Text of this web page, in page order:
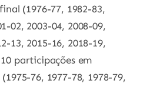
(1976-77, 1982-83,
02, 2003-04, 2008-09,
13, 2015-16, 2018-19,
participações em
76, 1977-78, 1978-79,